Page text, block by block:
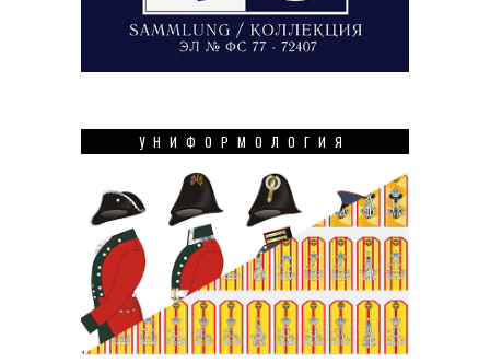
УНИФОРМОЛОГИЯ